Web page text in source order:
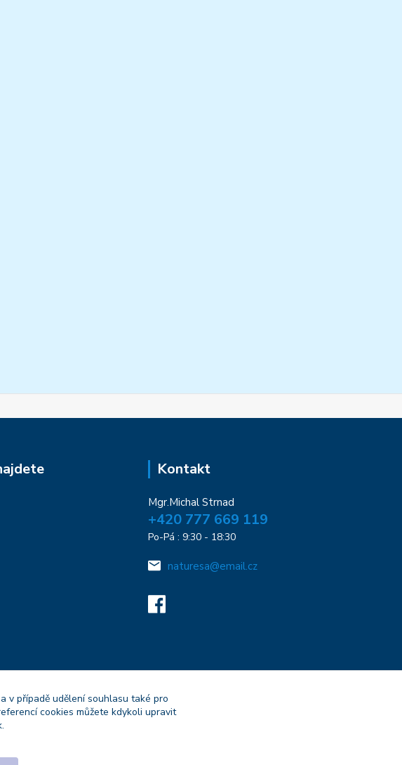
Kontakt
Mgr.Michal Strnad
+420 777 669 119
Po-Pá : 9:30 - 18:30
naturesa@email.cz
v případě udělení souhlasu také pro
cookies můžete kdykoli upravit